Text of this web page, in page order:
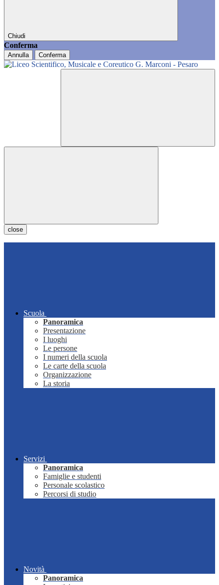
Chiudi
Conferma
Annulla Conferma
close
Scuola
Panoramica
Presentazione
I luoghi
Le persone
I numeri della scuola
Le carte della scuola
Organizzazione
La storia
Servizi
Panoramica
Famiglie e studenti
Personale scolastico
Percorsi di studio
Novità
Panoramica